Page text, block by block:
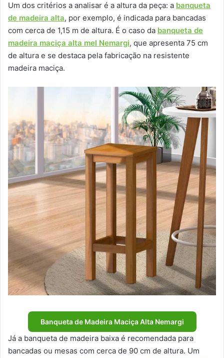
Um dos critérios a analisar é a altura da peça: a banqueta
de madeira alta, por exemplo, é indicada para bancadas
com cerca de 1,15 m de altura. É o caso da banqueta de
madeira maciça alta mel Nemargi, que apresenta 75 cm
de altura e se destaca pela fabricação na resistente
madeira maciça.
Banqueta de Madeira Maciça Alta Nemargi
Já a banqueta de madeira baixa é recomendada para
bancadas ou mesas com cerca de 90 cm de altura. Um